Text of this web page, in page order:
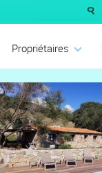
Propriétaires